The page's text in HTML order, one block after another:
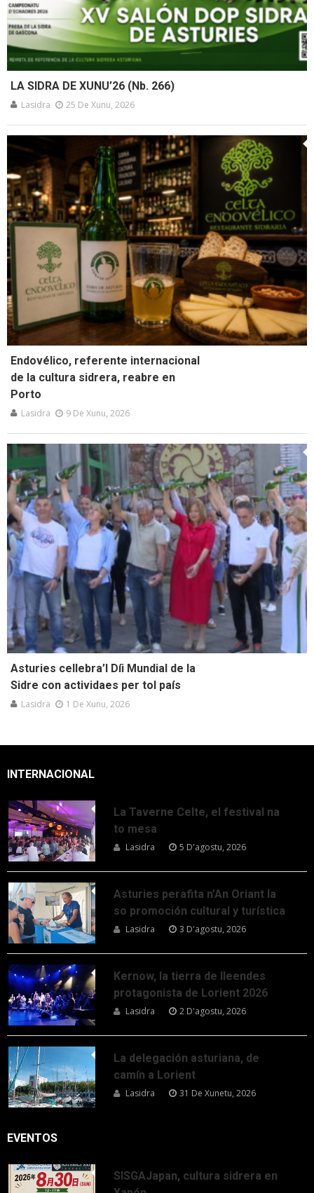
LA SIDRA DE XUNU’26 (Nb. 266)
Lasidra 25 De Xunu, 2026
Endovélico, referente internacional
de la cultura sidrera, reabre en
Porto
Lasidra 9 De Xunu, 2026
Asturies cellebra’l Díi Mundial de la
Sidre con actividaes per tol país
Lasidra 1 De Xunu, 2026
INTERNACIONAL
La Taverne Celte, el festival na
to mesa
Lasidra 5 D'agostu, 2026
Asturies perafita n’An Oriant la
so promoción cultural y turística
Lasidra 3 D'agostu, 2026
Kernow, la tierra de lleendes
protagonista de Lorient 2026
Lasidra 2 D'agostu, 2026
La delegación asturiana, de
camín a Lorient
Lasidra 31 De Xunetu, 2026
EVENTOS
SISGAJapan, cultura sidrera en